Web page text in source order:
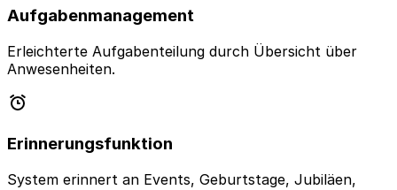
Aufgabenmanagement
Erleichterte Aufgabenteilung durch Übersicht über
Anwesenheiten.
Erinnerungsfunktion
System erinnert an Events, Geburtstage, Jubiläen,